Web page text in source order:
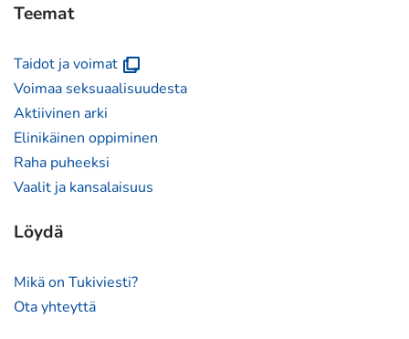
Teemat
Taidot ja voimat(avautuu
uuteen
Voimaa seksuaalisuudesta
Aktiivinen arki
Elinikäinen oppiminen
Raha puheeksi
Vaalit ja kansalaisuus
Löydä
Mikä on Tukiviesti?
Ota yhteyttä